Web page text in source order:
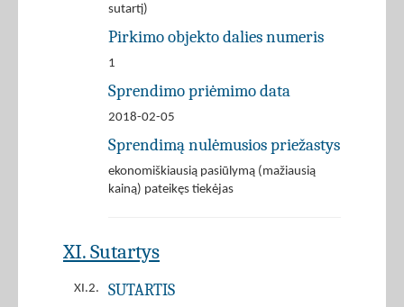
sutartį)
Pirkimo objekto dalies numeris
1
Sprendimo priėmimo data
2018-02-05
Sprendimą nulėmusios priežastys
ekonomiškiausią pasiūlymą (mažiausią
kainą) pateikęs tiekėjas
XI. Sutartys
XI.2. SUTARTIS